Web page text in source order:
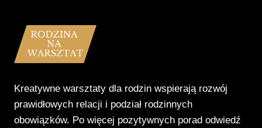
Kreatywne warsztaty dla rodzin wspierają rozwój
prawidłowych relacji i podział rodzinnych
obowiązków. Po więcej pozytywnych porad odwiedź